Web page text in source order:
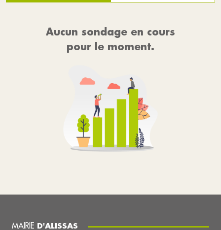
Aucun sondage en cours
pour le moment.
MAIRIE D'ALISSAS